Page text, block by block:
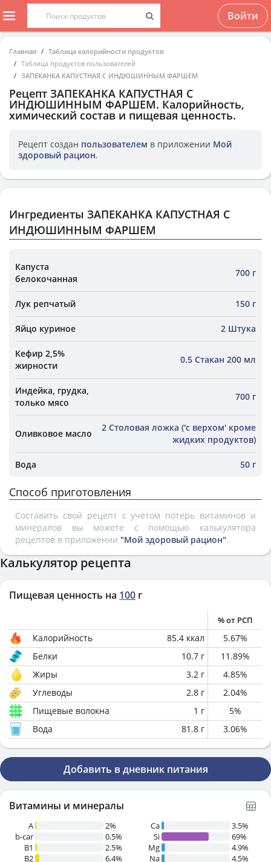
Войти
Главная
Таблица калорийности продуктов
Таблица продуктов пользователей
ЗАПЕКАНКА КАПУСТНАЯ С ИНДЮШИННЫМ ФАРШЕМ
Рецепт ЗАПЕКАНКА КАПУСТНАЯ С
ИНДЮШИННЫМ ФАРШЕМ. Калорийность,
химический состав и пищевая ценность.
Рецепт создан пользователем в приложении Мой
здоровый рацион.
Ингредиенты ЗАПЕКАНКА КАПУСТНАЯ С
ИНДЮШИННЫМ ФАРШЕМ
Капуста
белокочанная
700 г
Лук репчатый 150 г
Яйцо куриное 2 Штука
Кефир 2,5%
жирности
0.5 Стакан 200 мл
Индейка, грудка,
только мясо
700 г
Оливковое масло
2 Столовая ложка ('с верхом' кроме
жидких продуктов)
Вода 50 г
Способ приготовления
Составить свой рецепт с учетом потерь витаминов и
минералов вы можете с помощью калькулятора
рецептов в приложении "Мой здоровый рацион".
Калькулятор рецепта
Пищевая ценность на 100 г
% от РСП
Калорийность 85.4 ккал 5.67%
Белки
10.7 г 11.89%
Жиры
3.2 г 4.85%
Углеводы
2.8 г 2.04%
Пищевые волокна
1 г 5%
Вода
81.8 г 3.06%
Добавить в дневник питания
Витамины и минералы
A
2%
b-car
0.5%
В1
2.5%
B2
6.4%
Ca
3.5%
Si
69%
Mg
4.9%
Na
4.5%